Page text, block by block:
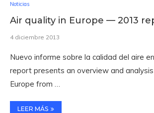
Noticias
Air quality in Europe — 2013
4 diciembre 2013
Nuevo informe sobre la calidad del aire
report presents an overview and
Europe from …
LEER MÁS